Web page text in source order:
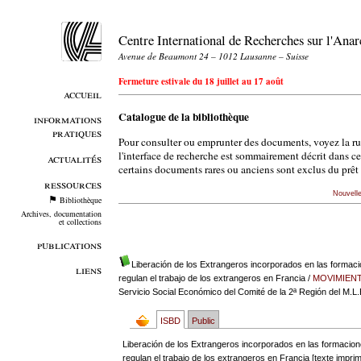
accueil
informations
pratiques
actualités
ressources
Bibliothèque
Archives, documentation
et collections
publications
liens
Centre International de Recherches sur
Avenue de Beaumont 24 – 1012 Lausanne – Suisse
Fermeture estivale du 18 juillet au 17 août
Catalogue de la bibliothèque
Pour consulter ou emprunter des documents, voyez la
l'interface de recherche est sommairement décrit dans
certains documents rares ou anciens sont exclus du
Liberación de los Extrangeros incorporados en las
regulan el trabajo de los extrangeros en Francia/
Servicio Social Económico del Comité de la 2ª Región del
ISBD Public
Liberación de los Extrangeros incorporados en las
regulan el trabajo de los extrangeros en Francia [texte